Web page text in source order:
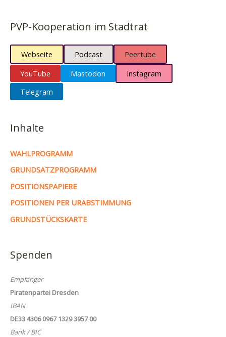
PVP-Kooperation im Stadtrat
Webseite Podcast
Peertube
YouTube
Mastodon
Instagram
Telegram
Inhalte
WAHLPROGRAMM
GRUNDSATZPROGRAMM
POSITIONSPAPIERE
POSITIONEN PER URABSTIMMUNG
GRUNDSTÜCKSKARTE
Spenden
Empfänger
Piratenpartei Dresden
IBAN
DE33 4306 0967 1329 3957 00
Bank / BIC